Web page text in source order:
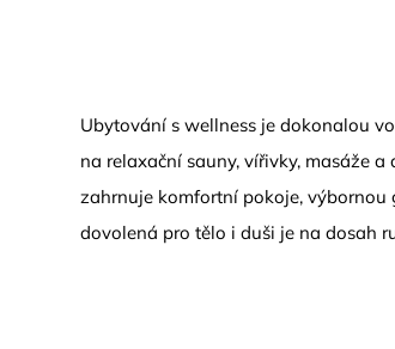
Ubytování s wellness je dokonalou
na relaxační sauny, vířivky, masáže
zahrnuje komfortní pokoje,
dovolená pro tělo i duši je na dosah